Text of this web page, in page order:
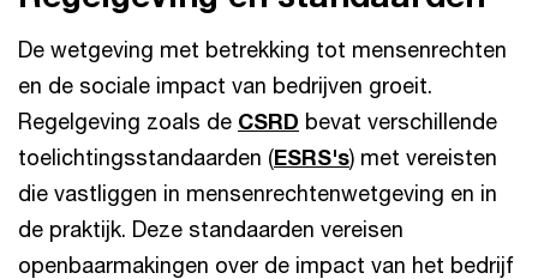
De wetgeving met betrekking tot mensenrechten
en de sociale impact van bedrijven groeit.
Regelgeving zoals de CSRD bevat verschillende
toelichtingsstandaarden (ESRS's) met vereisten
die vastliggen in mensenrechtenwetgeving en in
de praktijk. Deze standaarden vereisen
openbaarmakingen over de impact van het bedrijf